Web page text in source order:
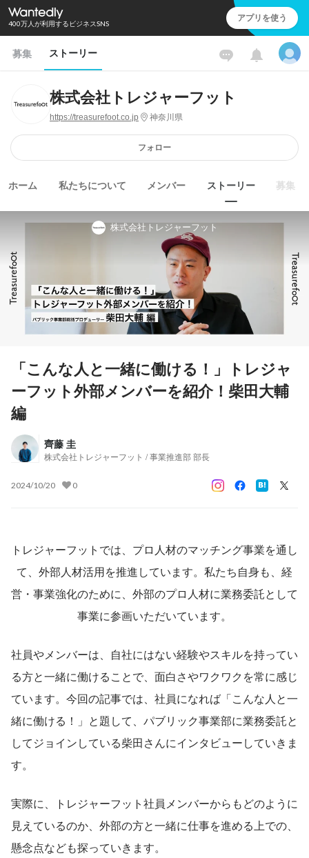
400万人が利用するビジネスSNS アプリを使う
募集 ストーリー
株式会社トレジャーフット
https://treasurefoot.co.jp 神奈川県
フォロー
ホーム 私たちについて メンバー ストーリー 募集
株式会社トレジャーフット
「こんな人と一緒に働ける！」トレジャ
ーフット外部メンバーを紹介！柴田大輔
編
齊藤 圭
株式会社トレジャーフット / 事業推進部 部長
2024/10/20 0
トレジャーフットでは、プロ人材のマッチング事業を通し
て、外部人材活用を推進しています。私たち自身も、経
営・事業強化のために、外部のプロ人材に業務委託として
事業に参画いただいています。
社員やメンバーは、自社にはない経験やスキルを持ってい
る方と一緒に働けることで、面白さやワクワクを常に感じ
ています。今回の記事では、社員になれば「こんな人と一
緒に働ける！」と題して、パブリック事業部に業務委託と
してジョインしている柴田さんにインタビューしていきま
す。
実際に、トレジャーフット社員メンバーからもどのように
見えているのか、外部の方と一緒に仕事を進める上での、
懸念点なども探っていきます。